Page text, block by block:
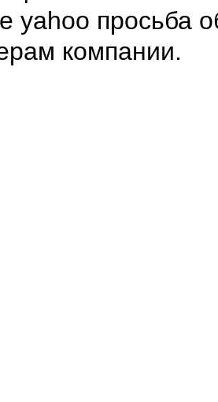
yahoo просьба
компании.